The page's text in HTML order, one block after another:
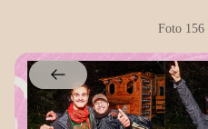
Foto 156